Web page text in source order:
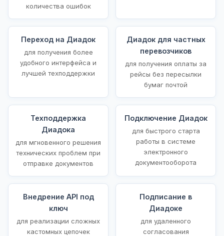
количества ошибок
Переход на Диадок
для получения более
удобного интерфейса и
лучшей техподдержки
Диадок для частных
перевозчиков
для получения оплаты за
рейсы без пересылки
бумаг почтой
Техподдержка
Диадока
для мгновенного решения
технических проблем при
отправке документов
Подключение Диадок
для быстрого старта
работы в системе
электронного
документооборота
Внедрение API под
ключ
для реализации сложных
кастомных цепочек
Подписание в
Диадоке
для удаленного
согласования